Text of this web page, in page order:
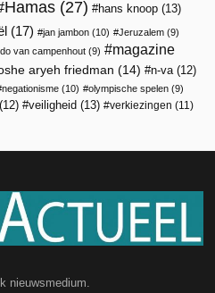
Hamas (27) hans knoop (13)
(17) jan jambon (10) Jeruzalem (9)
van campenhout (9)
magazine
aryeh friedman (14) n-va(12)
negationisme (10) olympische spelen (9)
veiligheid (13) verkiezingen (11)
nieuwsmedium.